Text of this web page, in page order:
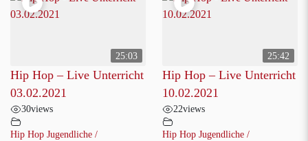
25:03
Hip Hop – Live Unterricht
03.02.2021
30views
Hip Hop Jugendliche /
25:42
Hip Hop – Live Unterricht
10.02.2021
22views
Hip Hop Jugendliche /